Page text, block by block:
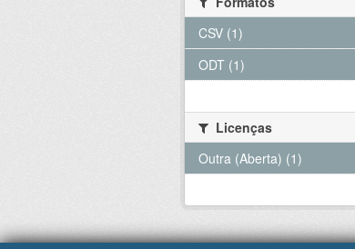
CSV (1)
ODT (1)
Licenças
Outra (Aberta) (1)